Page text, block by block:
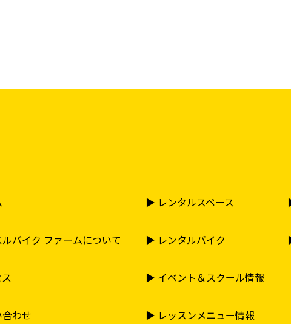
バイク ファームについて
わせ
▶︎ レンタルスペース
▶︎ レンタルバイク
▶︎ イベント＆スクール情報
▶︎ レッスンメニュー情報